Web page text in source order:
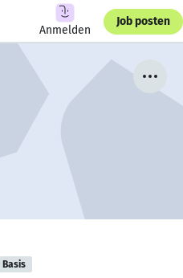
Anmelden
Job posten
Basis